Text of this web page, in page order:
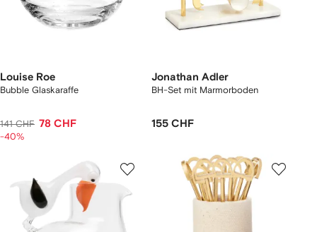
Louise Roe
Bubble Glaskaraffe
141 CHF 78 CHF
-40%
Jonathan Adler
BH-Set mit Marmorboden
155 CHF